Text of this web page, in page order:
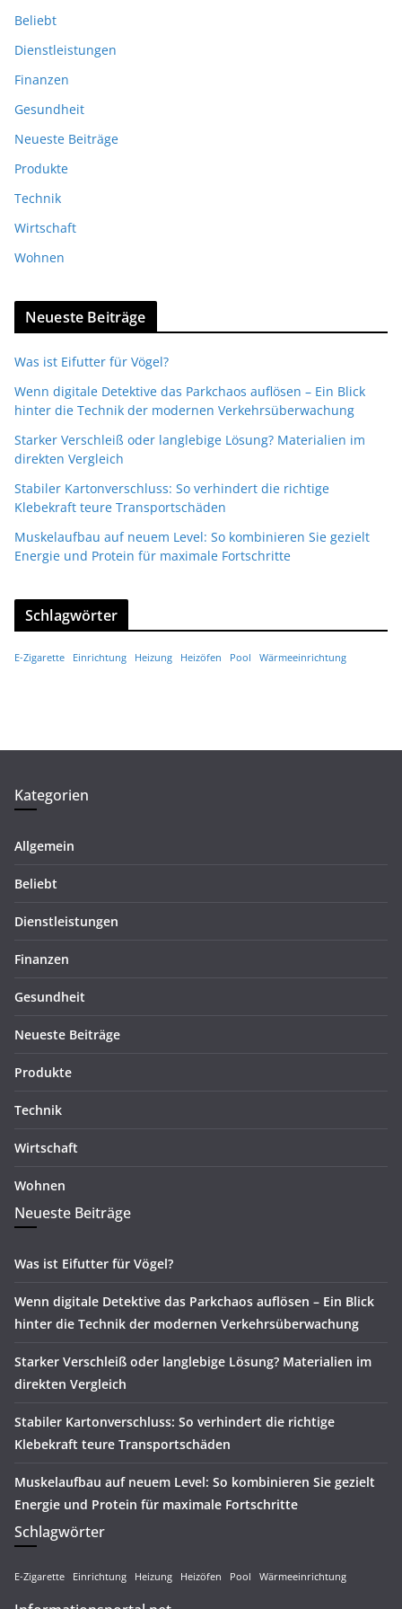
Beliebt
Dienstleistungen
Finanzen
Gesundheit
Neueste Beiträge
Produkte
Technik
Wirtschaft
Wohnen
Neueste Beiträge
Was ist Eifutter für Vögel?
Wenn digitale Detektive das Parkchaos auflösen – Ein Blick
hinter die Technik der modernen Verkehrsüberwachung
Starker Verschleiß oder langlebige Lösung? Materialien im
direkten Vergleich
Stabiler Kartonverschluss: So verhindert die richtige
Klebekraft teure Transportschäden
Muskelaufbau auf neuem Level: So kombinieren Sie gezielt
Energie und Protein für maximale Fortschritte
Schlagwörter
E-Zigarette Einrichtung Heizung Heizöfen Pool Wärmeeinrichtung
Kategorien
Allgemein
Beliebt
Dienstleistungen
Finanzen
Gesundheit
Neueste Beiträge
Produkte
Technik
Wirtschaft
Wohnen
Neueste Beiträge
Was ist Eifutter für Vögel?
Wenn digitale Detektive das Parkchaos auflösen – Ein Blick
hinter die Technik der modernen Verkehrsüberwachung
Starker Verschleiß oder langlebige Lösung? Materialien im
direkten Vergleich
Stabiler Kartonverschluss: So verhindert die richtige
Klebekraft teure Transportschäden
Muskelaufbau auf neuem Level: So kombinieren Sie gezielt
Energie und Protein für maximale Fortschritte
Schlagwörter
E-Zigarette Einrichtung Heizung Heizöfen Pool Wärmeeinrichtung